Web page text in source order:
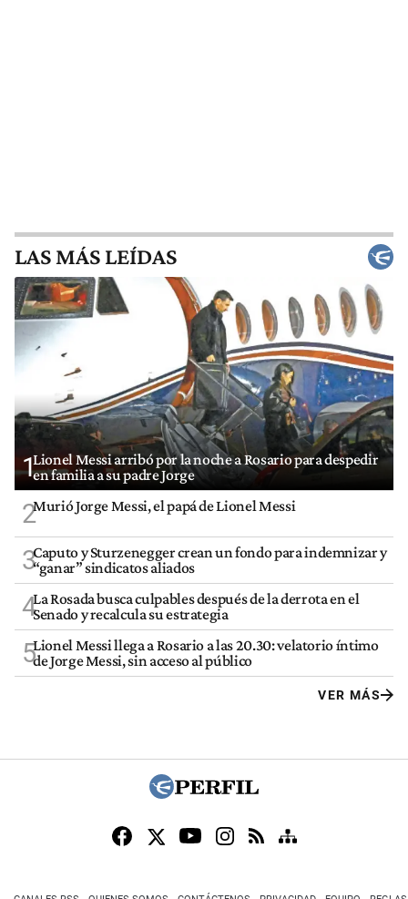
LAS MÁS LEÍDAS
1Lionel Messi arribó por la noche a Rosario para despedir
en familia a su padre Jorge
2Murió Jorge Messi, el papá de Lionel Messi
3Caputo y Sturzenegger crean un fondo para indemnizar y
“ganar” sindicatos aliados
4La Rosada busca culpables después de la derrota en el
Senado y recalcula su estrategia
5Lionel Messi llega a Rosario a las 20.30: velatorio íntimo
de Jorge Messi, sin acceso al público
VER MÁS